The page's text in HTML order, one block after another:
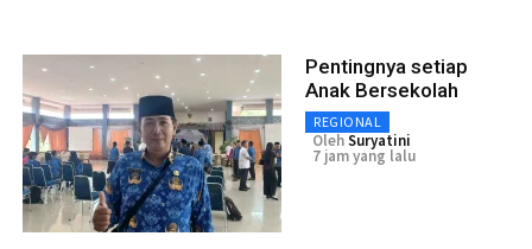
Pentingnya setiap
Anak Bersekolah
REGIONAL
OlehSuryatini
7 jam yang lalu